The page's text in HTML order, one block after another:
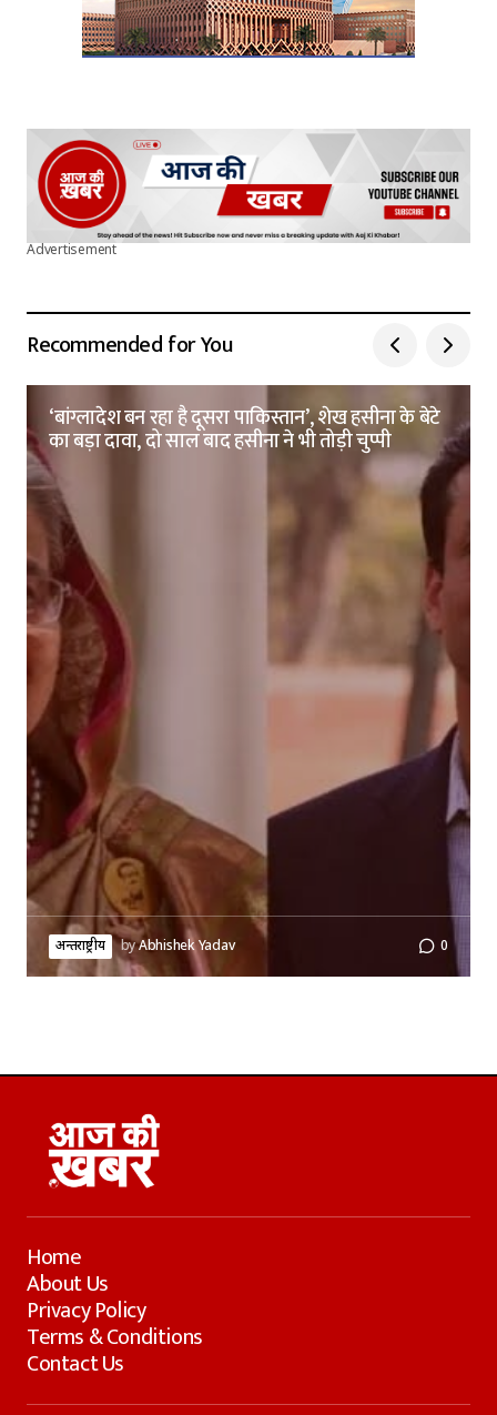
Advertisement
Recommended for You
‘बांग्लादेश बन रहा है दूसरा पाकिस्तान’, शेख हसीना के बेटे
का बड़ा दावा, दो साल बाद हसीना ने भी तोड़ी चुप्पी
अन्तर्राष्ट्रीय byAbhishek Yadav 0
Home
About Us
Privacy Policy
Terms & Conditions
Contact Us